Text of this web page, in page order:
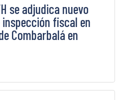
se adjudica nuevo
fiscal en
Combarbalá en